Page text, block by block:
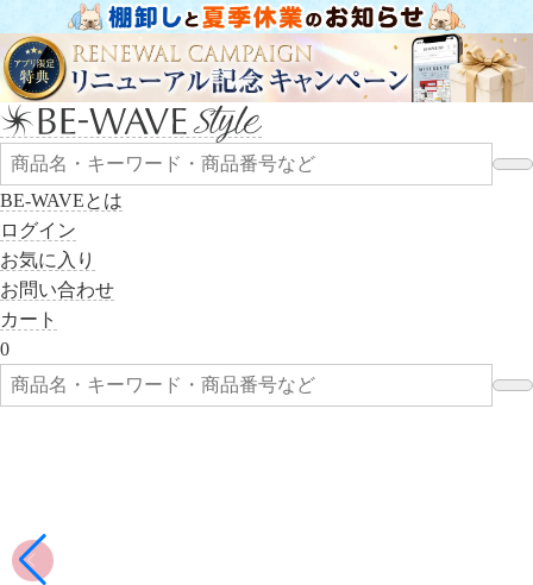
BE-WAVEとは
ログイン
お気に入り
お問い合わせ
カート
0